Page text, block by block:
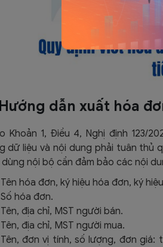
dẫn xuất hóa
Khoản 1, Điều 4, Nghị định 123/
dữ liệu và nội dung phải tuân thủ
nội bộ cần đảm bảo các nội
Tên hóa đơn, ký hiệu hóa đơn, ký
Số hóa đơn.
Tên, địa chỉ, MST người bán.
Tên, địa chỉ, MST người mua.
Tên, đơn vị tính, số lượng, đơn